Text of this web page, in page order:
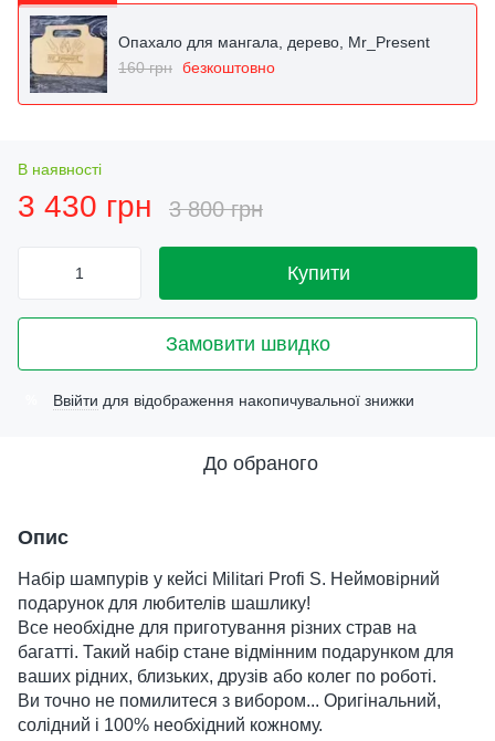
Опахало для мангала, дерево, Mr_Present
160 грн безкоштовно
В наявності
3 430 грн 3 800 грн
Купити
Замовити швидко
Ввійти для відображення накопичувальної знижки
До обраного
Опис
Набір шампурів у кейсі Militari Profi S. Неймовірний
подарунок для любителів шашлику!
Все необхідне для приготування різних страв на
багатті. Такий набір стане відмінним подарунком для
ваших рідних, близьких, друзів або колег по роботі.
Ви точно не помилитеся з вибором... Оригінальний,
солідний і 100% необхідний кожному.